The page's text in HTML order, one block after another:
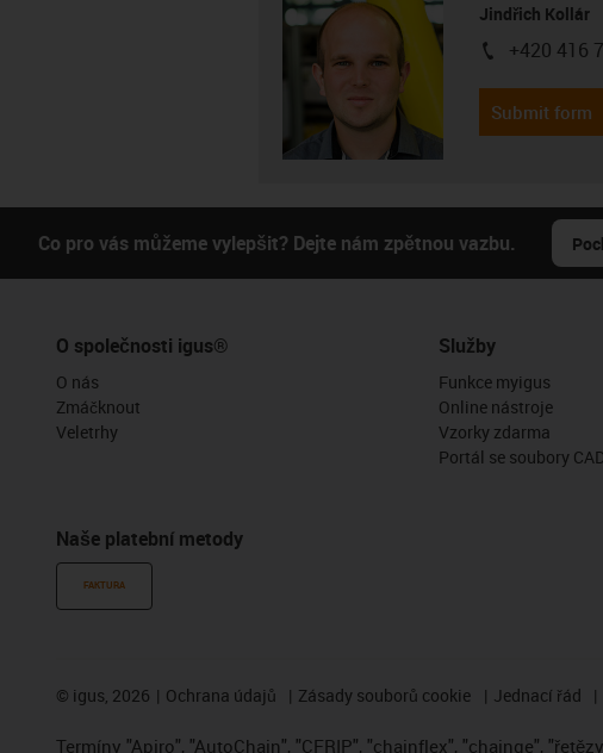
Jindřich Kollár
igus-icon-
+420 416
Submit form
Co pro vás můžeme vylepšit? Dejte nám zpětnou vazbu.
O společnosti igus®
O nás
Zmáčknout
Veletrhy
Naše platební metody
FAKTURA
Služby
Funkce myigus
Online nástroje
Vzorky zdarma
Portál se soubory
© igus, 2026 Ochrana údajů Zásady souborů cookie Jednací řád
Termíny "Apiro", "AutoChain", "CFRIP", "chainflex", "chainge",